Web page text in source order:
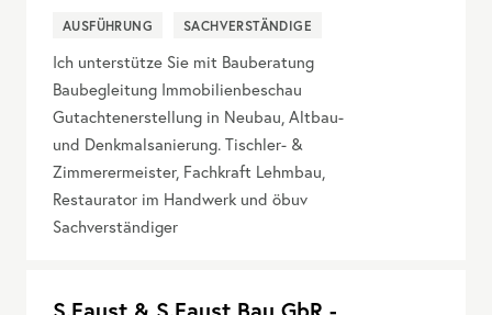
AUSFÜHRUNG SACHVERSTÄNDIGE
Ich unterstütze Sie mit Bauberatung
Baubegleitung Immobilienbeschau
Gutachtenerstellung in Neubau, Altbau-
und Denkmalsanierung. Tischler- &
Zimmerermeister, Fachkraft Lehmbau,
Restaurator im Handwerk und öbuv
Sachverständiger